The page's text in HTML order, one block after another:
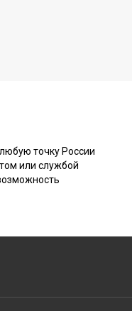
точку России
или службой